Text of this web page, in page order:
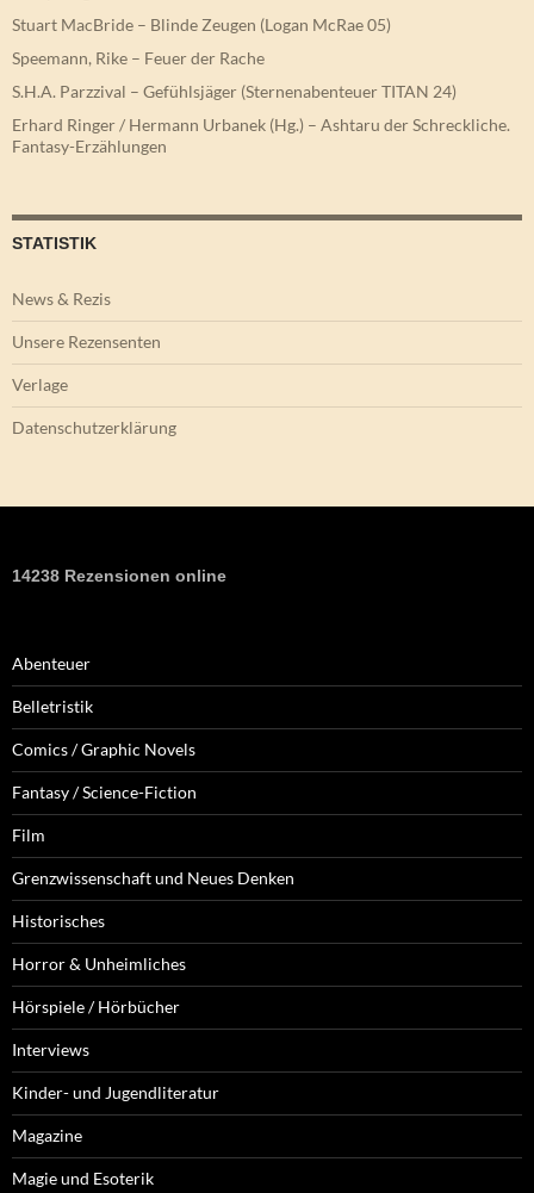
Stuart MacBride – Blinde Zeugen (Logan McRae 05)
Speemann, Rike – Feuer der Rache
S.H.A. Parzzival – Gefühlsjäger (Sternenabenteuer TITAN 24)
Erhard Ringer / Hermann Urbanek (Hg.) – Ashtaru der Schreckliche.
Fantasy-Erzählungen
STATISTIK
News & Rezis
Unsere Rezensenten
Verlage
Datenschutzerklärung
14238 Rezensionen online
Abenteuer
Belletristik
Comics / Graphic Novels
Fantasy / Science-Fiction
Film
Grenzwissenschaft und Neues Denken
Historisches
Horror & Unheimliches
Hörspiele / Hörbücher
Interviews
Kinder- und Jugendliteratur
Magazine
Magie und Esoterik